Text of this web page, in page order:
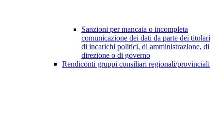
Sanzioni per mancata o incompleta
comunicazione dei dati da parte dei titolari
di incarichi politici, di amministrazione, di
direzione o di governo
Rendiconti gruppi consiliari regionali/provinciali